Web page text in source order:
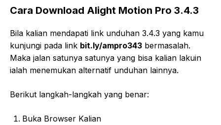
Cara Download Alight Motion Pro 3.4.3
Bila kalian mendapati link unduhan 3.4.3 yang kamu
kunjungi pada link bit.ly/ampro343 bermasalah.
Maka jalan satunya satunya yang bisa kalian lakuin
ialah menemukan alternatif unduhan lainnya.
Berikut langkah-langkah yang benar:
Buka Browser Kalian